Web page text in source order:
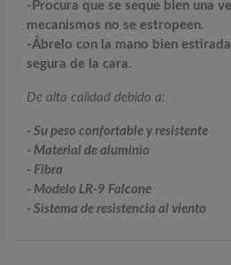
-Procura que se seque bien una
mecanismos no se estropeen.
-Ábrelo con la mano bien
segura de la cara.
De alta calidad debido a:
- Su peso confortable y resistente
- Material de aluminio
- Fibra
- Modelo LR-9 Falcone
- Sistema de resistencia al viento